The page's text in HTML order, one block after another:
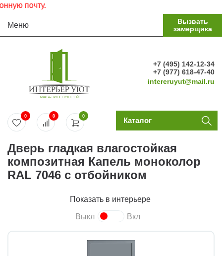
Меню
Вызвать
замерщика
+7 (495) 142-12-34
+7 (977) 618-47-40
intereruyut@mail.ru
0
0 0 Каталог
Дверь гладкая влагостойкая
композитная Капель моноколор
RAL 7046 с отбойником
Показать в интерьере
Выкл Вкл